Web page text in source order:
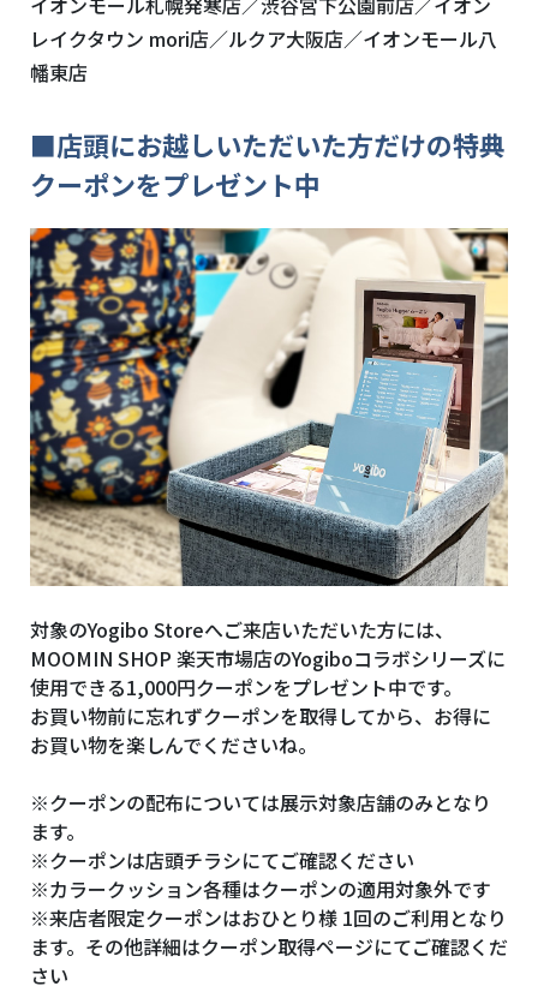
レイクタウン mori店／ルクア大阪店／イオンモール八
幡東店
■店頭にお越しいただいた方だけの特典
クーポンをプレゼント中
対象のYogibo Storeへご来店いただいた方には、
MOOMIN SHOP 楽天市場店のYogiboコラボシリーズに
使用できる1,000円クーポンをプレゼント中です。
お買い物前に忘れずクーポンを取得してから、お得に
お買い物を楽しんでくださいね。
※クーポンの配布については展示対象店舗のみとなり
ます。
※クーポンは店頭チラシにてご確認ください
※カラークッション各種はクーポンの適用対象外です
※来店者限定クーポンはおひとり様 1回のご利用となり
ます。その他詳細はクーポン取得ページにてご確認くだ
さい